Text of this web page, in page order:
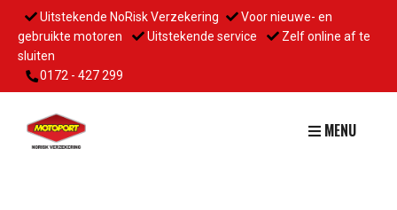
Uitstekende NoRisk Verzekering
Voor nieuwe- en
gebruikte motoren
Uitstekende service
Zelf online af te
sluiten
0172 - 427 299
MENU